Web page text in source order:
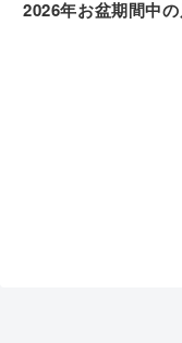
2026年お盆期間中